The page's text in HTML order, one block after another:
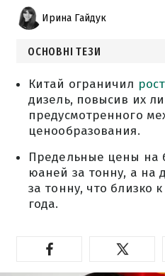
Ирина Гайдук
ОСНОВНІ ТЕЗИ
Китай ограничил
дизель, повысив их
предусмотренного
ценообразования.
Предельные цены на
юаней за тонну, а на
за тонну, что близко
года.